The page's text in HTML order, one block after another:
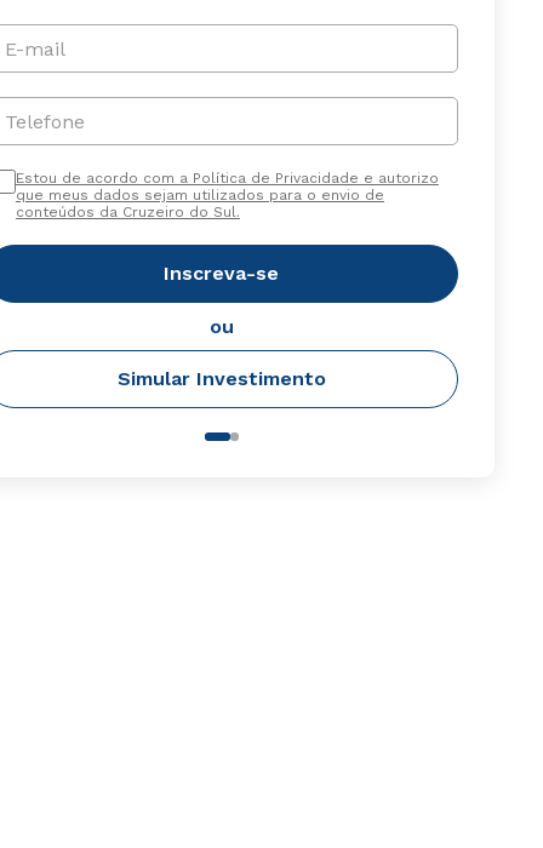
E-mail
Telefone
Estou de acordo com a Política de Privacidade e autorizo
que meus dados sejam utilizados para o envio de
conteúdos da Cruzeiro do Sul.
Inscreva-se
ou
Simular Investimento